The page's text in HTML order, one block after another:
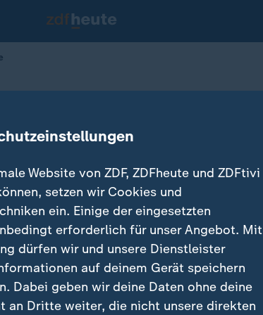
von Epstein-Debatte
Website von ZDF, ZDFheute und ZDFtivi
setzen wir Cookies und
ein. Einige der eingesetzten
erforderlich für unser Angebot. Mit
dürfen wir und unsere Dienstleister
auf deinem Gerät speichern
Dabei geben wir deine Daten ohne deine
an Dritte weiter, die nicht unsere direkten